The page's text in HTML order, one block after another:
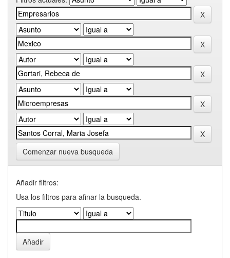
Comenzar nueva busqueda
Añadir filtros:
Usa los filtros para afinar la busqueda.